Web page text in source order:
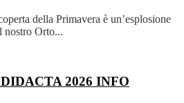
della Primavera è un’esplosione
nostro Orto...
2026 INFO